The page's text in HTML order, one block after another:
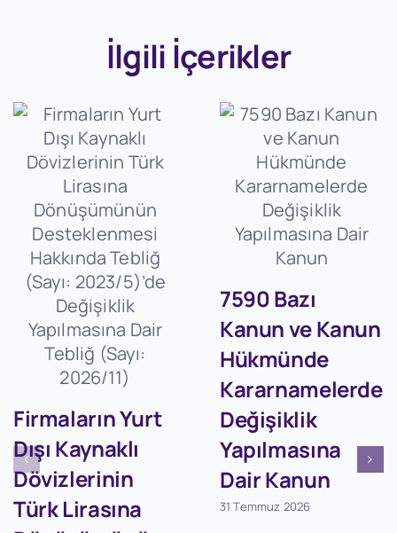
İlgili İçerikler
Firmaların Yurt
Dışı Kaynaklı
Dövizlerinin
Türk Lirasına
7590 Bazı
Kanun ve Kanun
Hükmünde
Kararnamelerde
Değişiklik
Yapılmasına
Dair Kanun
31 Temmuz 2026